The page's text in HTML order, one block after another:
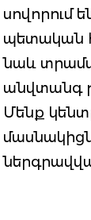
սովորում
պետական
նաև
անվտանգ
Մենք